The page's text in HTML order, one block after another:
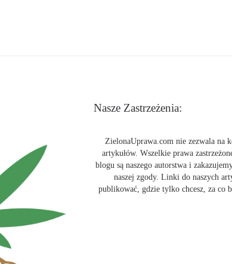
Nasze Zastrzeżenia:
ZielonaUprawa.com nie zezwala na
artykułów. Wszelkie prawa
blogu są naszego autorstwa i
naszej zgody. Linki do naszych
publikować, gdzie tylko chcesz, za co